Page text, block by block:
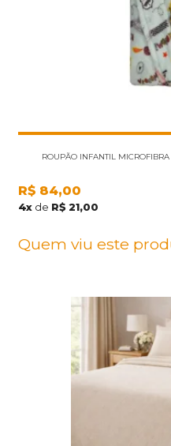
ROUPÃO INFANTIL
R$ 84,00
4x de R$21,00
Quem viu este